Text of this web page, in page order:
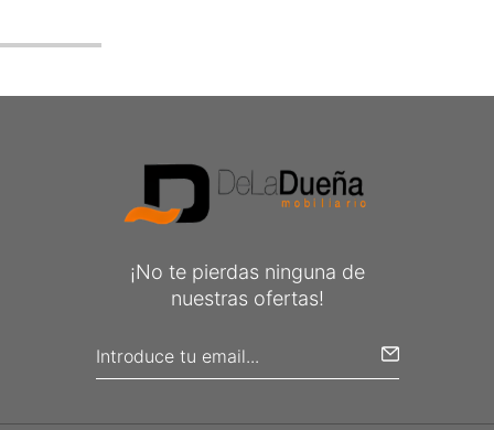
¡No te pierdas ninguna de
nuestras ofertas!